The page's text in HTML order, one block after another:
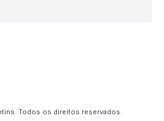
Todos os direitos reservados.